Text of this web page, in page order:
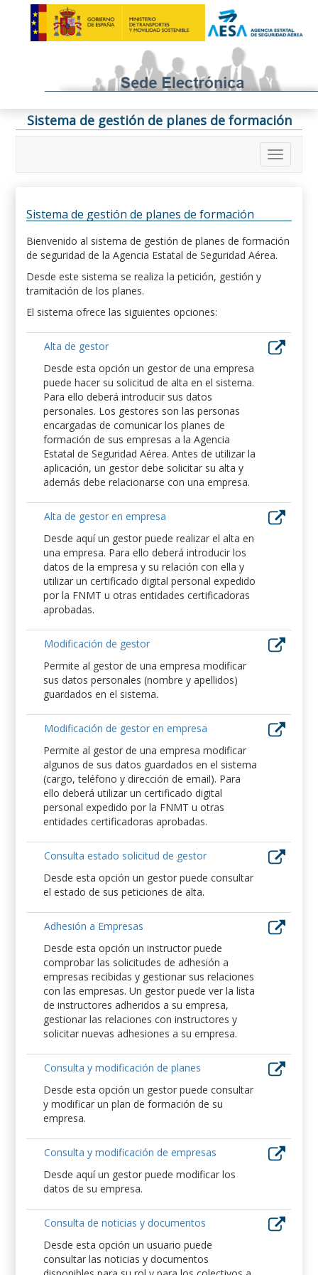
Sistema de gestión de planes de formación
Sistema de gestión de planes de formación
Bienvenido al sistema de gestión de planes de formación
de seguridad de la Agencia Estatal de Seguridad Aérea.
Desde este sistema se realiza la petición, gestión y
tramitación de los planes.
El sistema ofrece las siguientes opciones:
Alta de gestor
Desde esta opción un gestor de una empresa
puede hacer su solicitud de alta en el sistema.
Para ello deberá introducir sus datos
personales. Los gestores son las personas
encargadas de comunicar los planes de
formación de sus empresas a la Agencia
Estatal de Seguridad Aérea. Antes de utilizar la
aplicación, un gestor debe solicitar su alta y
además debe relacionarse con una empresa.
Alta de gestor en empresa
Desde aquí un gestor puede realizar el alta en
una empresa. Para ello deberá introducir los
datos de la empresa y su relación con ella y
utilizar un certificado digital personal expedido
por la FNMT u otras entidades certificadoras
aprobadas.
Modificación de gestor
Permite al gestor de una empresa modificar
sus datos personales (nombre y apellidos)
guardados en el sistema.
Modificación de gestor en empresa
Permite al gestor de una empresa modificar
algunos de sus datos guardados en el sistema
(cargo, teléfono y dirección de email). Para
ello deberá utilizar un certificado digital
personal expedido por la FNMT u otras
entidades certificadoras aprobadas.
Consulta estado solicitud de gestor
Desde esta opción un gestor puede consultar
el estado de sus peticiones de alta.
Adhesión a Empresas
Desde esta opción un instructor puede
comprobar las solicitudes de adhesión a
empresas recibidas y gestionar sus relaciones
con las empresas. Un gestor puede ver la lista
de instructores adheridos a su empresa,
gestionar las relaciones con instructores y
solicitar nuevas adhesiones a su empresa.
Consulta y modificación de planes
Desde esta opción un gestor puede consultar
y modificar un plan de formación de su
empresa.
Consulta y modificación de empresas
Desde aquí un gestor puede modificar los
datos de su empresa.
Consulta de noticias y documentos
Desde esta opción un usuario puede
consultar las noticias y documentos